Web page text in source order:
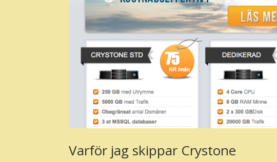
Varför jag skippar Crystone